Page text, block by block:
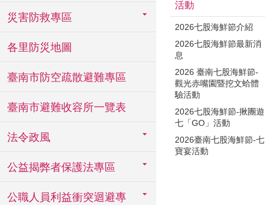
災害防救專區
各里防災地圖
臺南市防空疏散避難專區
臺南市避難收容所一覽表
法令政風
公益揭弊者保護法專區
公職人員利益衝突迴避專
活動
2026七股海鮮節介紹
2026七股海鮮節最新消
息
2026 臺南七股海鮮節-
觀光赤嘴園暨挖文蛤體
驗活動
2026七股海鮮節-揪團遊
七「GO」活動
2026臺南七股海鮮節-七
寶宴活動